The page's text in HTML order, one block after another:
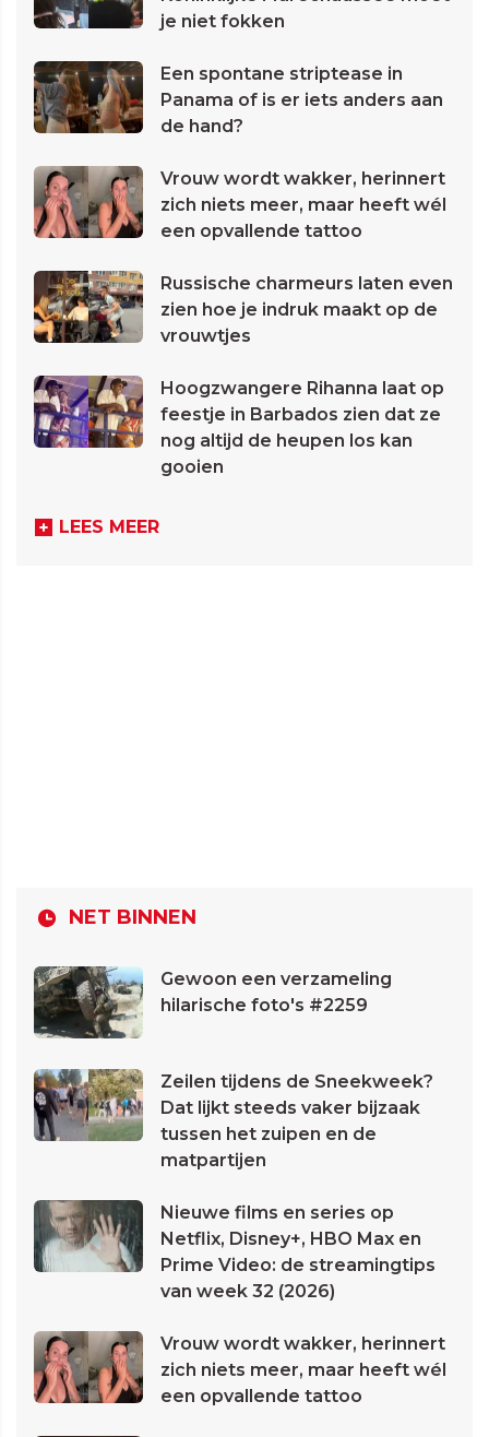
je niet fokken
Een spontane striptease in
Panama of is er iets anders aan
de hand?
Vrouw wordt wakker, herinnert
zich niets meer, maar heeft wél
een opvallende tattoo
Russische charmeurs laten even
zien hoe je indruk maakt op de
vrouwtjes
Hoogzwangere Rihanna laat op
feestje in Barbados zien dat ze
nog altijd de heupen los kan
gooien
LEES MEER
NET BINNEN
Gewoon een verzameling
hilarische foto's #2259
Zeilen tijdens de Sneekweek?
Dat lijkt steeds vaker bijzaak
tussen het zuipen en de
matpartijen
Nieuwe films en series op
Netflix, Disney+, HBO Max en
Prime Video: de streamingtips
van week 32 (2026)
Vrouw wordt wakker, herinnert
zich niets meer, maar heeft wél
een opvallende tattoo